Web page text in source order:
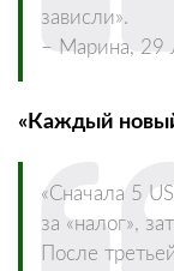
зависли».
– Марина, 29
«Каждый
«Сначала 5
за «налог»,
После